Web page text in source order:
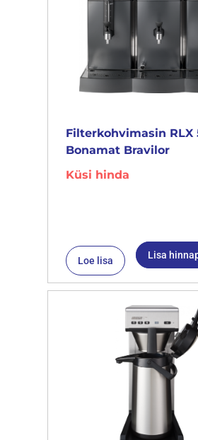
Filterkohvimasin RLX
Bonamat Bravilor
Küsi hinda
Loe lisa Lisa